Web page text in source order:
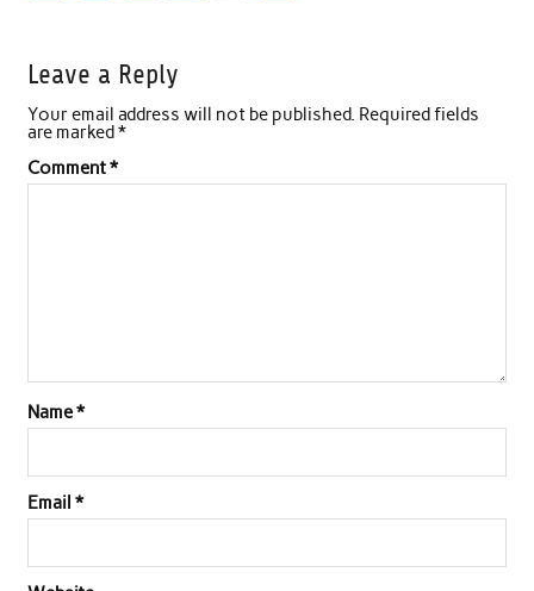
e
b
o
t
e
r
t
s
p
e
I
l
e
Leave a Reply
Your email address will not be published. Required fields
are marked*
Comment*
Name*
Email *